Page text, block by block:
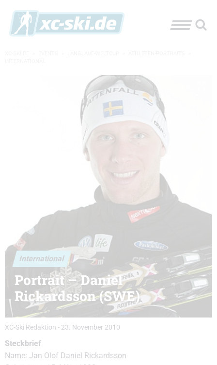
International
Portrait – Daniel
Rickardsson (SWE)
XC-Ski Redaktion - 23. November 2010
Steckbrief
Name: Jan Olof Daniel Rickardsson